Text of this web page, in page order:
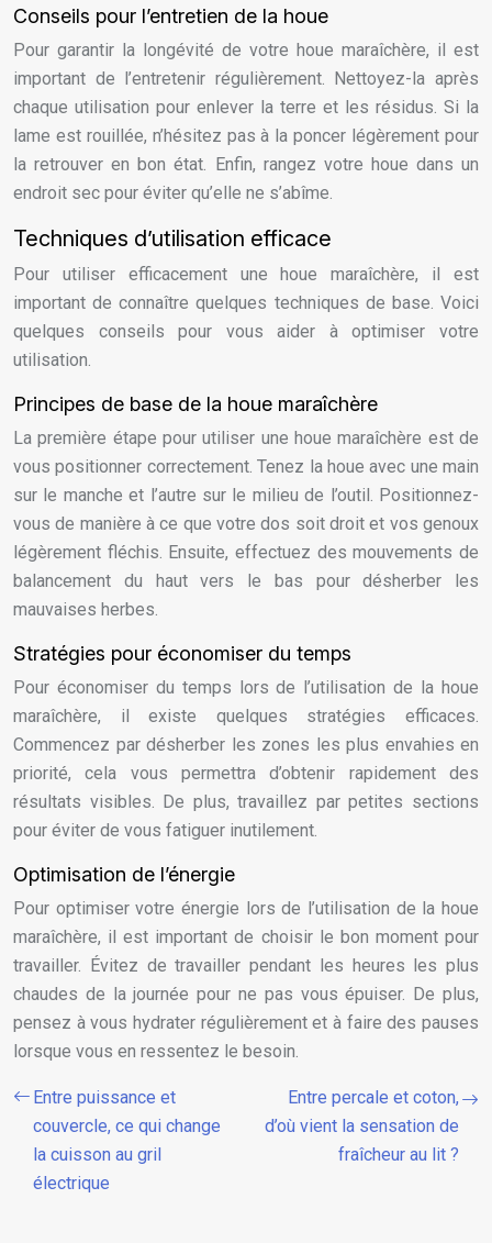
Conseils pour l’entretien de la houe
Pour garantir la longévité de votre houe maraîchère, il est
important de l’entretenir régulièrement. Nettoyez-la après
chaque utilisation pour enlever la terre et les résidus. Si la
lame est rouillée, n’hésitez pas à la poncer légèrement pour
la retrouver en bon état. Enfin, rangez votre houe dans un
endroit sec pour éviter qu’elle ne s’abîme.
Techniques d’utilisation efficace
Pour utiliser efficacement une houe maraîchère, il est
important de connaître quelques techniques de base. Voici
quelques conseils pour vous aider à optimiser votre
utilisation.
Principes de base de la houe maraîchère
La première étape pour utiliser une houe maraîchère est de
vous positionner correctement. Tenez la houe avec une main
sur le manche et l’autre sur le milieu de l’outil. Positionnez-
vous de manière à ce que votre dos soit droit et vos genoux
légèrement fléchis. Ensuite, effectuez des mouvements de
balancement du haut vers le bas pour désherber les
mauvaises herbes.
Stratégies pour économiser du temps
Pour économiser du temps lors de l’utilisation de la houe
maraîchère, il existe quelques stratégies efficaces.
Commencez par désherber les zones les plus envahies en
priorité, cela vous permettra d’obtenir rapidement des
résultats visibles. De plus, travaillez par petites sections
pour éviter de vous fatiguer inutilement.
Optimisation de l’énergie
Pour optimiser votre énergie lors de l’utilisation de la houe
maraîchère, il est important de choisir le bon moment pour
travailler. Évitez de travailler pendant les heures les plus
chaudes de la journée pour ne pas vous épuiser. De plus,
pensez à vous hydrater régulièrement et à faire des pauses
lorsque vous en ressentez le besoin.
Entre puissance et
couvercle, ce qui change
la cuisson au gril
électrique
Entre percale et coton,
d’où vient la sensation de
fraîcheur au lit ?